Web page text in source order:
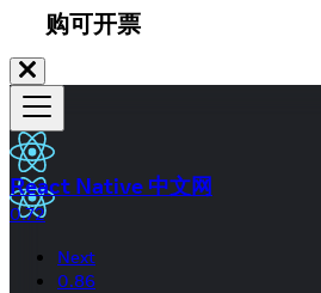
购可开票
React Native 中文网
0.72
Next
0.86